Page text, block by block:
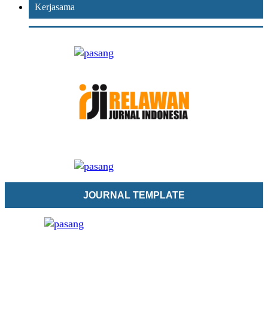
Kerjasama
JOURNAL TEMPLATE